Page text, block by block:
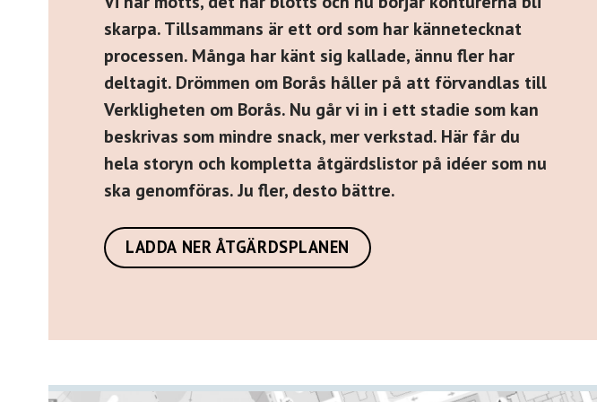
skarpa. Tillsammans är ett ord som har kännetecknat
processen. Många har känt sig kallade, ännu fler har
deltagit. Drömmen om Borås håller på att förvandlas till
Verkligheten om Borås. Nu går vi in i ett stadie som kan
beskrivas som mindre snack, mer verkstad. Här får du
hela storyn och kompletta åtgärdslistor på idéer som nu
ska genomföras. Ju fler, desto bättre.
LADDA NER ÅTGÄRDSPLANEN